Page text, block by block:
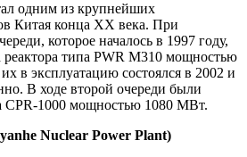
одним из крупнейших
Китая конца ХХ века. При
которое началось в 1997 году,
типа PWR M310 мощностью
в эксплуатацию состоялся в 2002 и
В ходе второй очереди были
CPR-1000 мощностью 1080 МВт.
Nuclear Power Plant)